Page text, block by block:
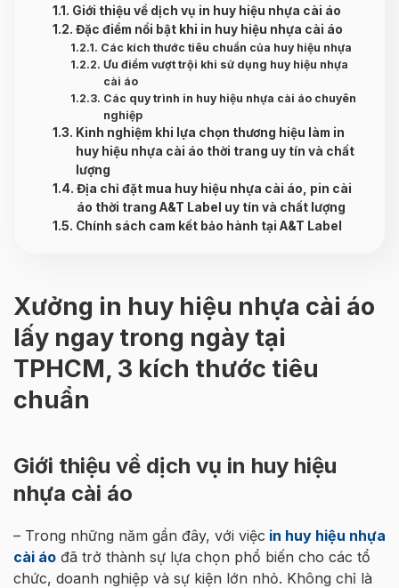
Giới thiệu về dịch vụ in huy hiệu nhựa cài áo
Đặc điểm nổi bật khi in huy hiệu nhựa cài áo
Các kích thước tiêu chuẩn của huy hiệu nhựa
Ưu điểm vượt trội khi sử dụng huy hiệu nhựa
cài áo
Các quy trình in huy hiệu nhựa cài áo chuyên
nghiệp
Kinh nghiệm khi lựa chọn thương hiệu làm in
huy hiệu nhựa cài áo thời trang uy tín và chất
lượng
Địa chỉ đặt mua huy hiệu nhựa cài áo, pin cài
áo thời trang A&T Label uy tín và chất lượng
Chính sách cam kết bảo hành tại A&T Label
Xưởng in huy hiệu nhựa cài áo
lấy ngay trong ngày tại
TPHCM, 3 kích thước tiêu
chuẩn
Giới thiệu về dịch vụ in huy hiệu
nhựa cài áo
– Trong những năm gần đây, với việc in huy hiệu nhựa
cài áo đã trở thành sự lựa chọn phổ biến cho các tổ
chức, doanh nghiệp và sự kiện lớn nhỏ. Không chỉ là